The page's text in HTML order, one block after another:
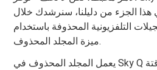
الجزء من دليلنا، سنرشدك خلال
التلفزيونية المحذوفة باستخدام
ميزة المجلد المحذوف.
يعمل المجلد المحذوف في Sky Q كمساحة تخزين مؤقتة